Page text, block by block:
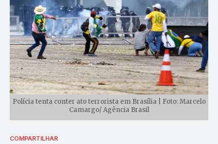
Polícia tenta conter ato terrorista em Brasília | Foto: Marcelo
Camargo/ Agência Brasil
COMPARTILHAR